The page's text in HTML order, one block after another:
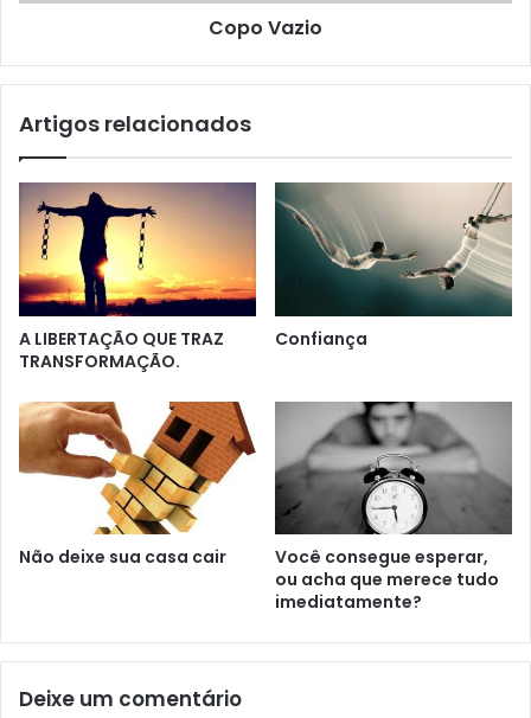
Copo Vazio
Artigos relacionados
A LIBERTAÇÃO QUE TRAZ
TRANSFORMAÇÃO.
Confiança
Não deixe sua casa cair
Você consegue esperar,
ou acha que merece tudo
imediatamente?
Deixe um comentário